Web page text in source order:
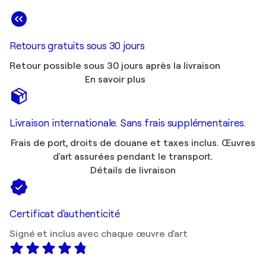
Retours gratuits sous 30 jours
Retour possible sous 30 jours après la livraison
En savoir plus
Livraison internationale. Sans frais supplémentaires.
Frais de port, droits de douane et taxes inclus. Œuvres
d'art assurées pendant le transport.
Détails de livraison
Certificat d'authenticité
Signé et inclus avec chaque œuvre d'art